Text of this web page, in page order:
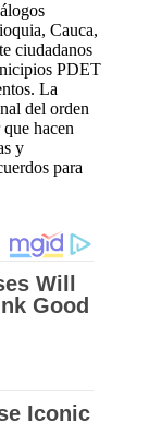
Cauca,
ciudadanos
PDET
La
del orden
hacen
y
para